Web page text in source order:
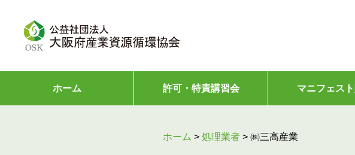
ホーム 許可・特責講習会 マニフェス
ホーム > 処理業者 > ㈱三高産業